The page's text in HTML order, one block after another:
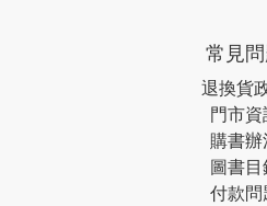
常見
退換貨
門市
購書辦
圖書
付款問